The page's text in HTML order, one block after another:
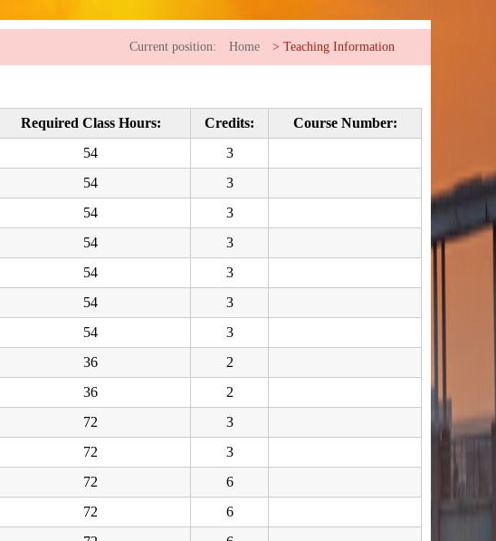
Current position: Home > Teaching Information
Required Class Hours: Credits:
Course Number:
54
3
54
3
54
3
54
3
54
3
54
3
54
3
36
2
36
2
72
3
72
3
72
6
72
6